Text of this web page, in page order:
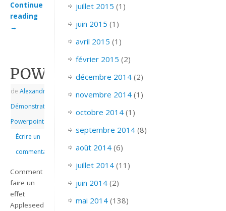
Continue
reading
→
deAlexandre
Démonstrations
Powerpoint
Écrire un
commentaire
Comment
faire un
effet
Appleseed
juillet 2015 (1)
juin 2015 (1)
avril 2015 (1)
février 2015 (2)
décembre 2014(2)
novembre 2014(1)
octobre 2014(1)
septembre 2014(8)
août 2014(6)
juillet 2014(11)
juin 2014(2)
mai 2014(138)